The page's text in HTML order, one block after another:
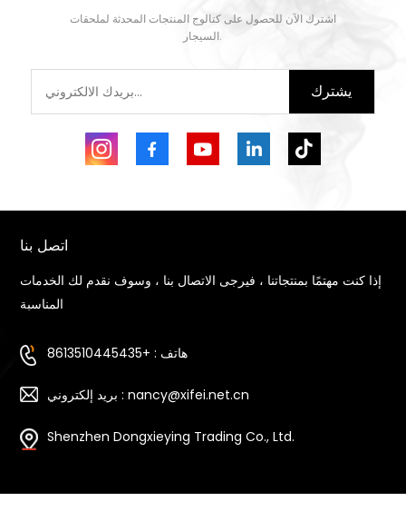
اشترك الآن للحصول على كتالوج المنتجات المحدثة لملحقات
السيجار.
يشترك
اتصل بنا
إذا كنت مهتمًا بمنتجاتنا ، فيرجى الاتصال بنا ، وسوف نقدم لك الخدمات
المناسبة
هاتف : +8613510445435
بريد إلكتروني : nancy@xifei.net.cn
Shenzhen Dongxieying Trading Co., Ltd.